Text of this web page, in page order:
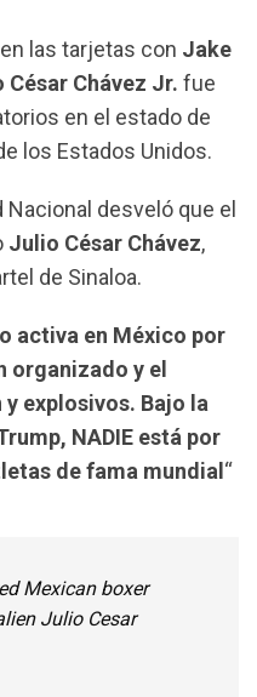
las tarjetas con Jake
César Chávez Jr. fue
en el estado de
los Estados Unidos.
desveló que el
Julio César Chávez,
de Sinaloa.
activa en México por
organizado y el
explosivos. Bajo la
NADIE está por
de fama mundial “
Mexican boxer
Julio Cesar